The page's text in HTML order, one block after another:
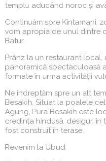
templu aducând noroc și
Continuăm spre Kintamani,
vom apropia de unul dintre
Batur.
Prânz la un restaurant
panoramică spectaculoasă
formate în urma activității
Ne îndreptăm spre un alt
Besakih. Situat la poalele
Agung, Pura Besakih este
credința hindusă, desigur,
fost construit în terase.
Revenim la Ubud.